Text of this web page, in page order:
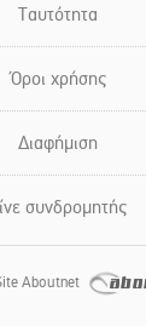
Ταυτότητα
Όροι χρήσης
Διαφήμιση
συνδρομητής
Aboutnet